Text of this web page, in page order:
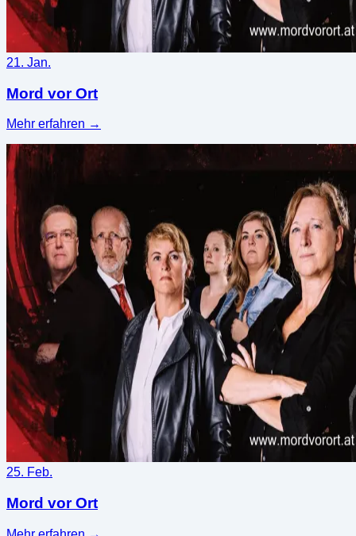
21. Jan.
Mord vor Ort
Mehr erfahren →
25. Feb.
Mord vor Ort